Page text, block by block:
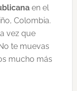
en el
Colombia.
vez que
te muevas
mucho más